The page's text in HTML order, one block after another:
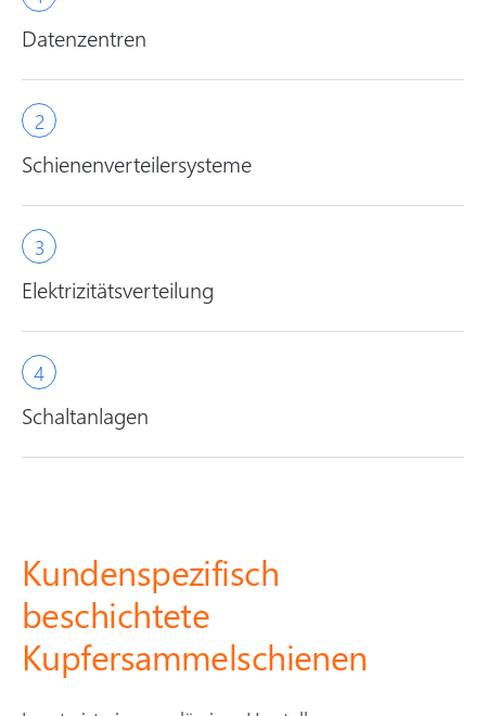
Datenzentren
Schienenverteilersysteme
Elektrizitätsverteilung
Schaltanlagen
Kundenspezifisch
beschichtete
Kupfersammelschienen